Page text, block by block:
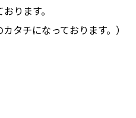
ります。
タチになっております。）